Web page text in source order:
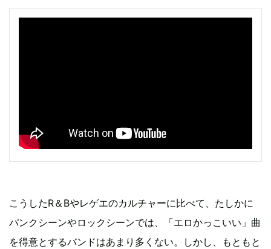
こうしたR＆Bやレゲエのカルチャーに比べて、たしかに
パンクシーンやロックシーンでは、「エロかっこいい」曲
を得意とするバンドはあまり多くない。しかし、もともと